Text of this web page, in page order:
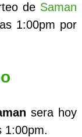
de Saman
1:00pm por
sera hoy
1:00pm.